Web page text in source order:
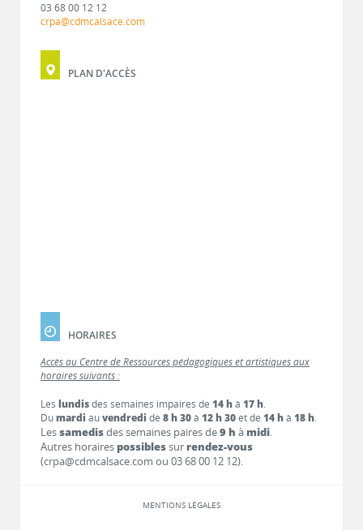
03 68 00 12 12
crpa@cdmcalsace.com
PLAN D'ACCÈS
HORAIRES
Accès au Centre de Ressources pédagogiques et artistiques aux
horaires suivants :
Les lundisdes semaines impaires de 14 hà 17 h.
Dumardi auvendredi de 8 h 30à 12 h 30et de 14 hà 18 h.
Lessamedisdes semaines paires de9 h à midi.
Autres horaires possiblessur rendez-vous
(crpa@cdmcalsace.com ou 03 68 00 12 12).
MENTIONS LÉGALES